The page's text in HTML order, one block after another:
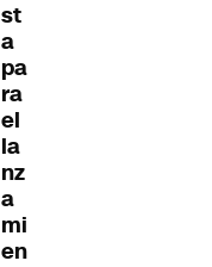
st
a
pa
ra
el
la
nz
a
mi
en